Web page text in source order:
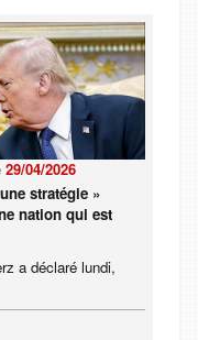
29/04/2026
stratégie »
nation qui est
a déclaré lundi,